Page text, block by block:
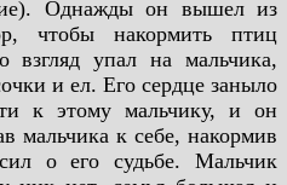
Однажды он вышел из
чтобы накормить птиц
взгляд упал на мальчика,
и ел. Его сердце заныло
к этому мальчику, и он
мальчика к себе, накормив
о его судьбе. Мальчик